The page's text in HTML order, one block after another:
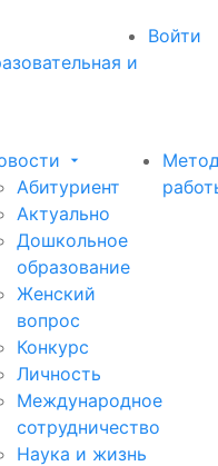
Войти
и
Абитуриент
Актуально
Дошкольное
образование
Женский
вопрос
Конкурс
Личность
Международное
сотрудничество
Наука и жизнь